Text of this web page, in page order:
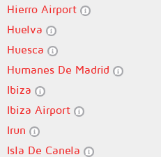
Hierro Airport
Huelva
Huesca
Humanes De Madrid
Ibiza
Ibiza Airport
Irun
Isla De Canela